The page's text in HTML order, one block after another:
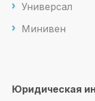
Универсал
Минивен
Юридическая